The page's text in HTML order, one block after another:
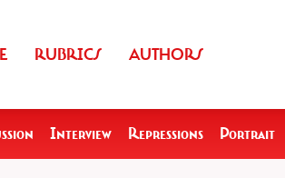
RUBRICS AUTHORS
Interview Repressions Portrait